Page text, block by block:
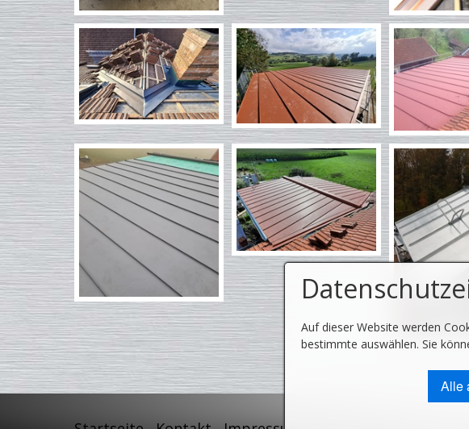
Auf dieser Website werden
bestimmte auswählen. Sie
Alle